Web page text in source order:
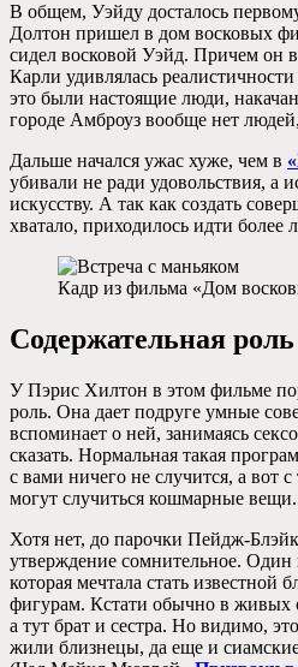
В общем, Уэйду досталось
Долтон пришел в дом восковых
сидел восковой Уэйд. Причем он
Карли удивлялась
это были настоящие люди,
городе Амброуз вообще нет
Дальше начался ужас хуже, чем в
убивали не ради удовольствия, а
искусству. А так как создать
хватало, приходилось идти более
Кадр из фильма «Дом
Содержательная
У Пэрис Хилтон в этом фильме
роль. Она дает подруге умные
вспоминает о ней, занимаясь
сказать. Нормальная такая
с вами ничего не случится, а вот с
могут случиться кошмарные вещи.
Хотя нет, до парочки Пейдж-
утверждение сомнительное.
которая мечтала стать известной
фигурам. Кстати обычно в живых
а тут брат и сестра. Но видимо,
жили близнецы, да еще и